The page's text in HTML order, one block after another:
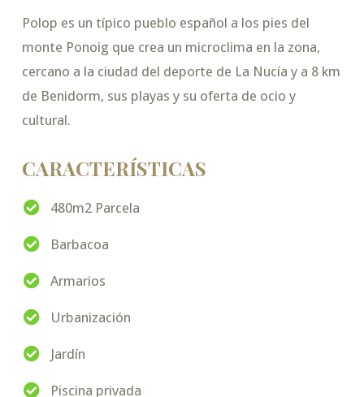
Polop es un típico pueblo español a los pies del
monte Ponoig que crea un microclima en la zona,
cercano a la ciudad del deporte de La Nucía y a 8 km
de Benidorm, sus playas y su oferta de ocio y
cultural.
CARACTERÍSTICAS
480m2 Parcela
Barbacoa
Armarios
Urbanización
Jardín
Piscina privada